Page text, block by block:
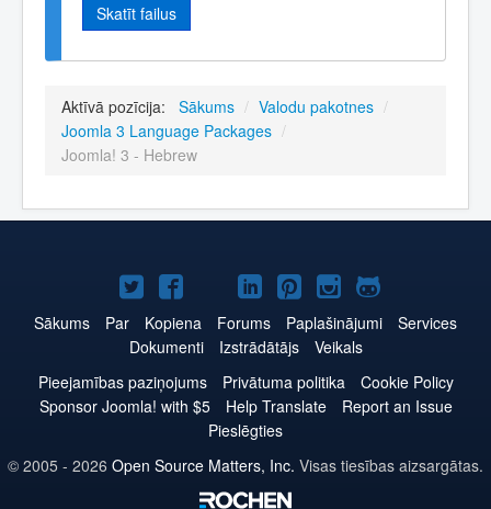
Skatīt failus
Aktīvā pozīcija: Sākums / Valodu pakotnes /
Joomla 3 Language Packages /
Joomla! 3 - Hebrew
Joomla!
Twitter
Joomla!
Facebook
Joomla!
YouTube
Joomla!
LinkedIn
Joomla!
Pinterest
Joomla!
Instagram
Joomla!
GitHub
Sākums Par Kopiena Forums Paplašinājumi
Services
Dokumenti
Izstrādātājs
Veikals
Pieejamības paziņojums
Privātuma politika
Cookie Policy
Sponsor Joomla! with $5
Help Translate
Report an Issue
Pieslēgties
© 2005 - 2026 Open Source Matters, Inc. Visas tiesības aizsargātas.